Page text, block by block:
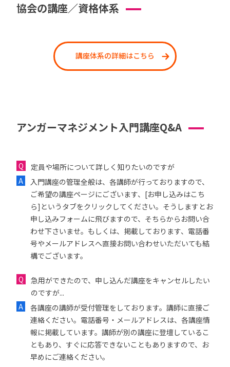
協会の講座／資格体系
講座体系の詳細はこちら
アンガーマネジメント入門講座Q&A
定員や場所について詳しく知りたいのですが
入門講座の管理全般は、各講師が行っておりますので、
ご希望の講座ページにございます、[お申し込みはこち
ら]というタブをクリックしてください。そうしますとお
申し込みフォームに飛びますので、そちらからお問い合
わせ下さいませ。もしくは、掲載しております、電話番
号やメールアドレスへ直接お問い合わせいただいても結
構でございます。
急用ができたので、申し込んだ講座をキャンセルしたい
のですが...
各講座の講師が受付管理をしております。講師に直接ご
連絡ください。電話番号・メールアドレスは、各講座情
報に掲載しています。講師が別の講座に登壇しているこ
ともあり、すぐに応答できないこともありますので、お
早めにご連絡ください。